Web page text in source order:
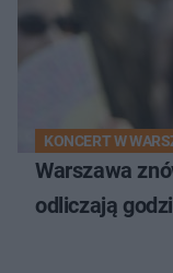
KONCERT W
Warszawa
odliczają